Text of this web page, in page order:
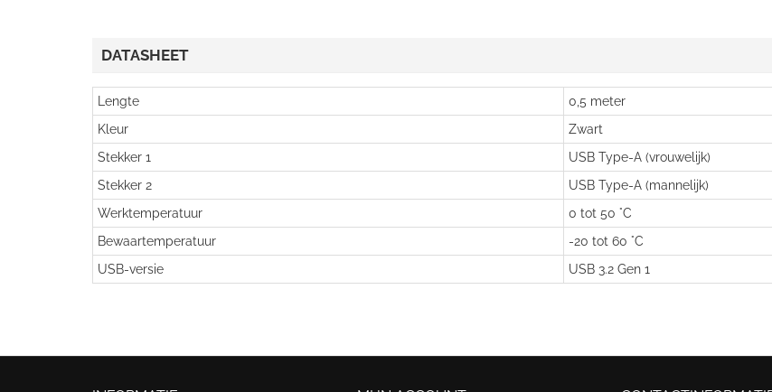
DATASHEET
Lengte
0,5 meter
Kleur
Zwart
Stekker 1
USB Type-A (vrouwelijk)
Stekker 2
USB Type-A (mannelijk)
Werktemperatuur
0 tot 50 °C
Bewaartemperatuur
-20 tot 60 °C
USB-versie
USB 3.2 Gen 1